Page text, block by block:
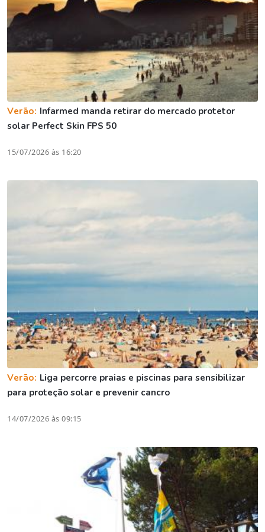
Verão: Infarmed manda retirar do mercado protetor
solar Perfect Skin FPS 50
15/07/2026 às 16:20
Verão: Liga percorre praias e piscinas para sensibilizar
para proteção solar e prevenir cancro
14/07/2026 às 09:15